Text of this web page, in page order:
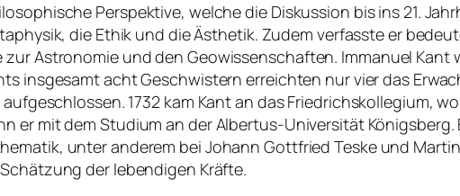
Perspektive, welche die Diskussion bis ins 21.
die Ethik und die Ästhetik. Zudem verfasste er
Astronomie und den Geowissenschaften. Immanuel Kant
insgesamt acht Geschwistern erreichten nur vier das
1732 kam Kant an das Friedrichskollegium,
er mit dem Studium an der Albertus-Universität
unter anderem bei Johann Gottfried Teske und
der lebendigen Kräfte.